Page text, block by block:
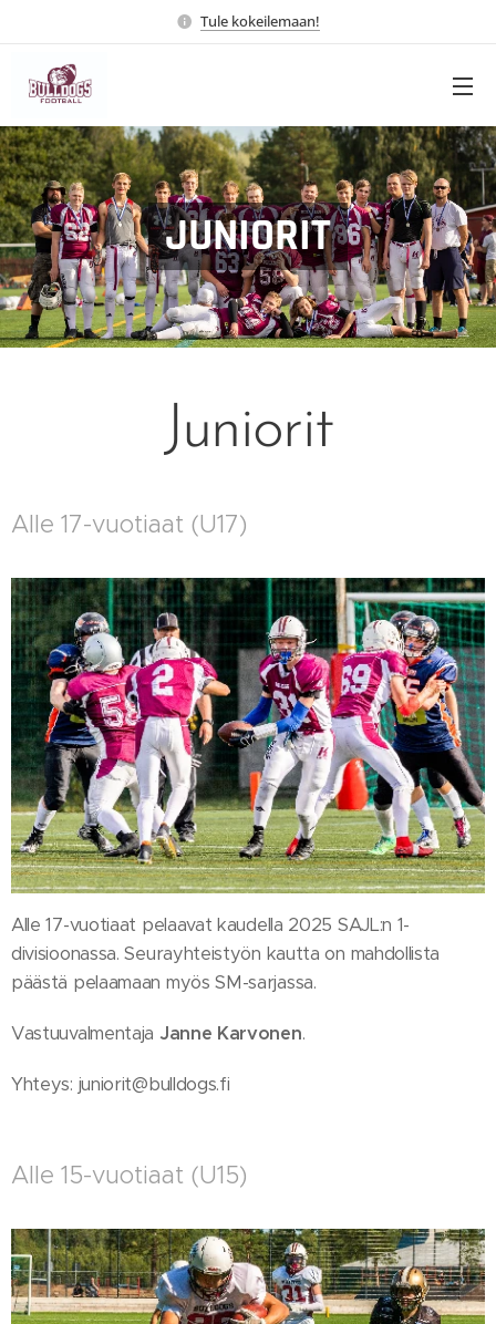
Tule kokeilemaan!
JUNIORIT
Juniorit
Alle 17-vuotiaat (U17)
Alle 17-vuotiaat pelaavat kaudella 2025 SAJL:n 1-
divisioonassa. Seurayhteistyön kautta on mahdollista
päästä pelaamaan myös SM-sarjassa.
Vastuuvalmentaja Janne Karvonen.
Yhteys: juniorit@bulldogs.fi
Alle 15-vuotiaat (U15)